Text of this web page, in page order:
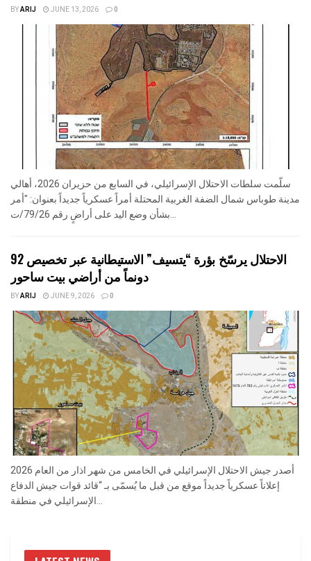
BYARIJ JUNE 13, 2026 0
سلّمت سلطات الاحتلال الإسرائيلي، في السابع من حزيران 2026، أهالي
مدينة طوباس شمال الضفة الغربية المحتلة أمراً عسكرياً جديداً بعنوان: "أمر
بشأن وضع اليد على أراضٍ رقم 79/26/ت...
الاحتلال يرسّخ بؤرة “يتسيف” الاستيطانية عبر تخصيص 92
دونماً من أراضي بيت ساحور
BYARIJ JUNE 9, 2026 0
أصدر جيش الاحتلال الإسرائيلي في الخامس من شهر اذار من العام 2026
إعلاناً عسكرياً جديداً موقع من قبل ما يُسمّى بـ “قائد قوات جيش الدفاع
الإسرائيلي في منطقة...